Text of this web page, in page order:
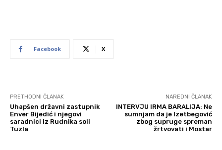
Facebook X
PRETHODNI ČLANAK
Uhapšen državni zastupnik
Enver Bijedić i njegovi
saradnici iz Rudnika soli
Tuzla
NAREDNI ČLANAK
INTERVJU IRMA BARALIJA: Ne
sumnjam da je Izetbegović
zbog supruge spreman
žrtvovati i Mostar